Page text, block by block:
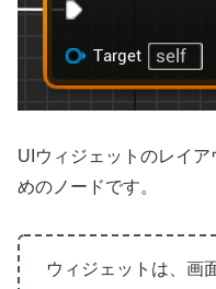
UIウィジェットのレイ
めのノードです。
ウィジェットは、画